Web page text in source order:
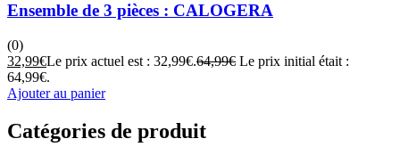
Ensemble de 3 pièces : CALOGERA
(0)
32,99€Le prix actuel est : 32,99€.64,99€ Le prix initial était :
64,99€.
Ajouter au panier
Catégories de produit